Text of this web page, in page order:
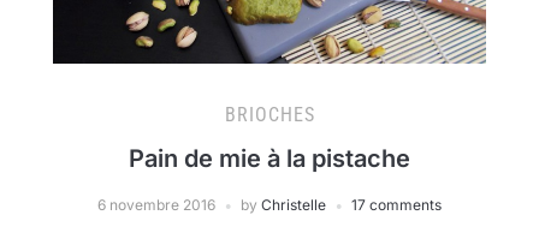
BRIOCHES
Pain de mie à la pistache
6 novembre 2016 by Christelle 17 comments